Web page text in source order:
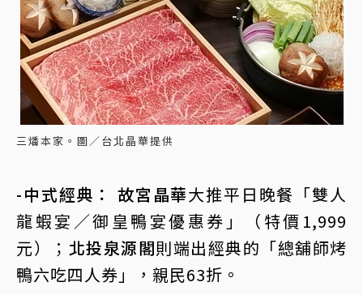
三燔本家。圖／台北晶華提供
-中式經典： 故宮晶華大推平日晚餐「雙人
龍蝦宴／御皇鴨宴優惠券」（特價1,999
元）； 北投泉源閣則端出經典的「總舖師烤
鴨六吃四人券」，親民63折。